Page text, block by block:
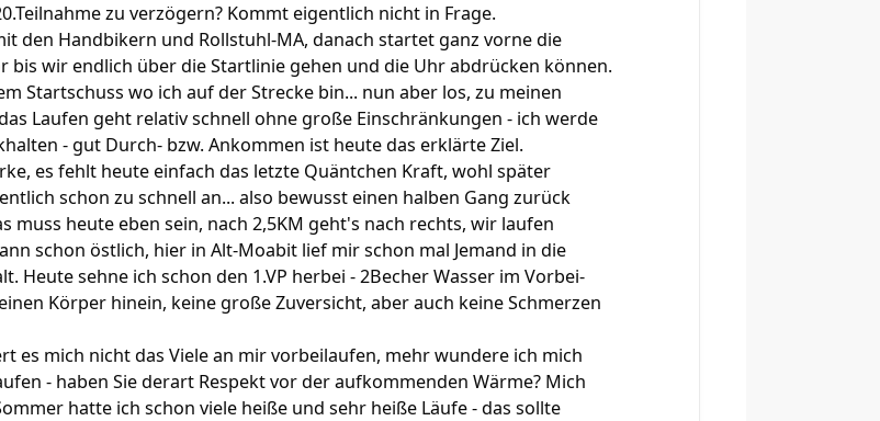
zu verzögern? Kommt eigentlich nicht in Frage.
den Handbikern und Rollstuhl-MA, danach startet ganz vorne die
bis wir endlich über die Startlinie gehen und die Uhr abdrücken können.
Startschuss wo ich auf der Strecke bin... nun aber los, zu meinen
Laufen geht relativ schnell ohne große Einschränkungen - ich werde
- gut Durch- bzw. Ankommen ist heute das erklärte Ziel.
es fehlt heute einfach das letzte Quäntchen Kraft, wohl später
schon zu schnell an... also bewusst einen halben Gang zurück
muss heute eben sein, nach 2,5KM geht's nach rechts, wir laufen
schon östlich, hier in Alt-Moabit lief mir schon mal Jemand in die
Heute sehne ich schon den 1.VP herbei - 2Becher Wasser im Vorbei-
Körper hinein, keine große Zuversicht, aber auch keine Schmerzen
es mich nicht das Viele an mir vorbeilaufen, mehr wundere ich mich
- haben Sie derart Respekt vor der aufkommenden Wärme? Mich
hatte ich schon viele heiße und sehr heiße Läufe - das sollte